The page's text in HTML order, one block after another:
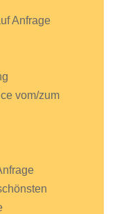
Anfrage
vom/zum